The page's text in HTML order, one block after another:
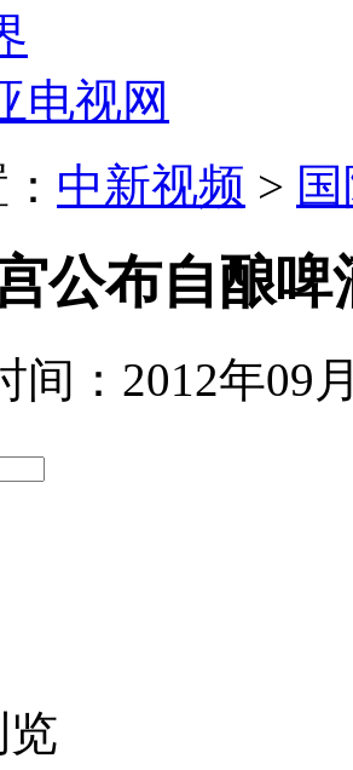
电视网
中新视频 >
公布自酿啤
间：2012年09